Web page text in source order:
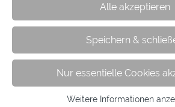
Sie
hier:
Startseite Wir sind
Vereinsberatung
Alle akzeptieren
Speichern &
Nur essentielle Cookies
Weitere Informationen